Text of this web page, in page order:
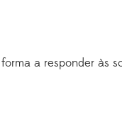
a responder às